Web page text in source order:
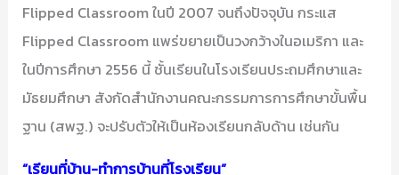
Flipped Classroom ในปี 2007 จนถึงปัจจุบัน กระแส
Flipped Classroom แพร่ขยายเป็นวงกว้างในอเมริกา และ
ในปีการศึกษา 2556 นี้ ชั้นเรียนในโรงเรียนประถมศึกษาและ
มัธยมศึกษา สังกัดสำนักงานคณะกรรมการการศึกษาขั้นพื้น
ฐาน (สพฐ.) จะปรับตัวให้เป็นห้องเรียนกลับด้าน เช่นกัน
“เรียนที่บ้าน-ทำการบ้านที่โรงเรียน”